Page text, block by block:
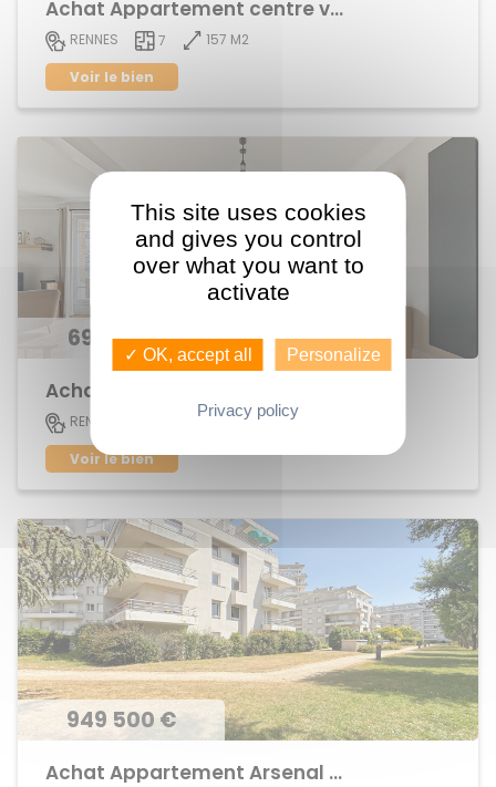
Achat Appartement centre ville
RENNES 7
157 M2
Voir le bien
696 300 €
RENNES
152 M2
Voir le bien
949 500 €
Achat Appartement Arsenal - Redon
This site uses cookies
and gives you control
over what you want to
activate
✓ OK, accept all Personalize
Privacy policy